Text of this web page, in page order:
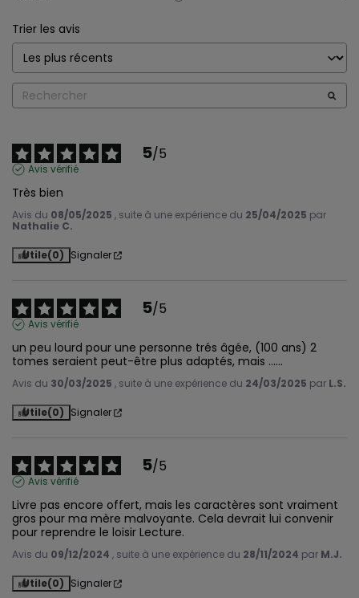
Trier les avis
5/5
Avis vérifié
Très bien
Avis du 08/05/2025 , suite à une expérience du 25/04/2025 par
Nathalie C.
Utile(0) Signaler
5/5
Avis vérifié
un peu lourd pour une personne trés âgée, (100 ans) 2
tomes seraient peut-être plus adaptés, mais ......
Avis du 30/03/2025 , suite à une expérience du 24/03/2025 par L.S.
Utile(0) Signaler
5/5
Avis vérifié
Livre pas encore offert, mais les caractères sont vraiment
gros pour ma mère malvoyante. Cela devrait lui convenir
pour reprendre le loisir Lecture.
Avis du 09/12/2024 , suite à une expérience du 28/11/2024 par M.J.
Utile(0) Signaler